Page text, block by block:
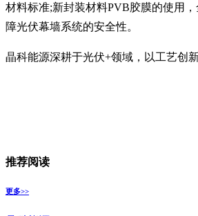
材料标准;新封装材料PVB胶膜的使用
障光伏幕墙系统的安全性。
晶科能源深耕于光伏+领域，以工艺创
推荐阅读
更多>>